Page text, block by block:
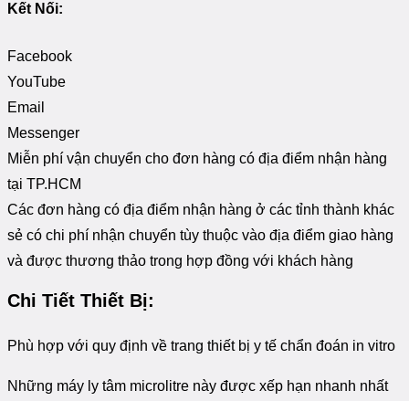
Kết Nối:
Facebook
YouTube
Email
Messenger
Miễn phí vận chuyển cho đơn hàng có địa điểm nhận hàng
tại TP.HCM
Các đơn hàng có địa điểm nhận hàng ở các tỉnh thành khác
sẻ có chi phí nhận chuyển tùy thuộc vào địa điểm giao hàng
và được thương thảo trong hợp đồng với khách hàng
Chi Tiết Thiết Bị:
Phù hợp với quy định về trang thiết bị y tế chẩn đoán in vitro
Những máy ly tâm microlitre này được xếp hạn nhanh nhất